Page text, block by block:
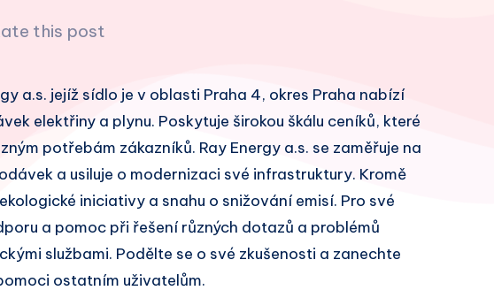
this post
a.s. jejíž sídlo je v oblasti Praha 4, okres Praha nabízí
elektřiny a plynu. Poskytuje širokou škálu ceníků, které
potřebám zákazníků. Ray Energy a.s. se zaměřuje na
a usiluje o modernizaci své infrastruktury. Kromě
iniciativy a snahu o snižování emisí. Pro své
a pomoc při řešení různých dotazů a problémů
službami. Podělte se o své zkušenosti a zanechte
ostatním uživatelům.